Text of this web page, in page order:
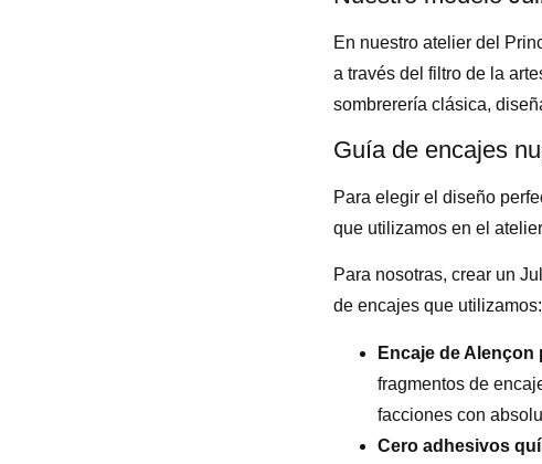
En nuestro atelier del
a través del filtro de la
sombrerería clásica,
Guía de encajes
Para elegir el diseño
que utilizamos en el
Para nosotras, crear un
de encajes que utilizamos:
Encaje de Alençon
fragmentos de
facciones con
Cero adhesivos